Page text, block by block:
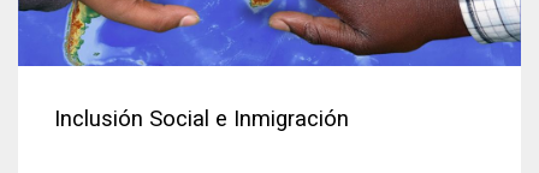
Inclusión Social e Inmigración